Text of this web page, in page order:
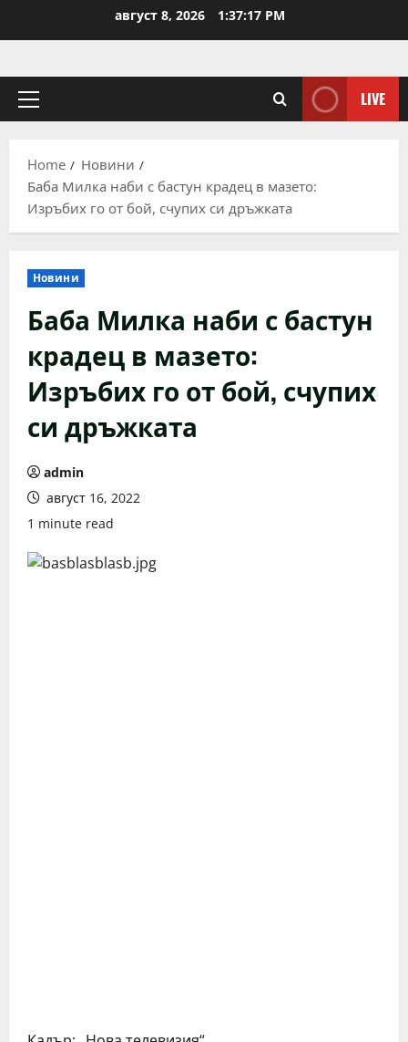
август 8, 2026 1:37:17 PM
Primary
LIVE
Home
Новини
Баба Милка наби с бастун крадец в мазето:
Изръбих го от бой, счупих си дръжката
Новини
Баба Милка наби с бастун
крадец в мазето:
Изръбих го от бой, счупих
си дръжката
admin
август 16, 2022
1 minute read